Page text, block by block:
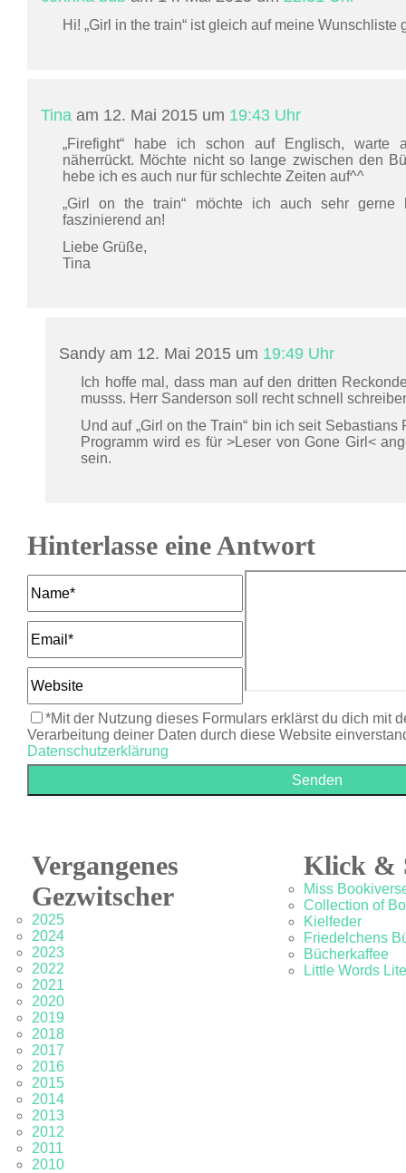
Hi! „Girl in the train“ ist gleich auf meine Wunschliste
Tina am 12. Mai 2015 um 19:43 Uhr
„Firefight“ habe ich schon auf Englisch, warte
näherrückt. Möchte nicht so lange zwischen den
hebe ich es auch nur für schlechte Zeiten auf^^
„Girl on the train“ möchte ich auch sehr
faszinierend an!
Liebe Grüße,
Tina
Sandy am 12. Mai 2015 um 19:49 Uhr
Ich hoffe mal, dass man auf den dritten
musss. Herr Sanderson soll recht schnell
Und auf „Girl on the Train“ bin ich seit
Programm wird es für >Leser von Gone Girl<
sein.
Hinterlasse eine Antwort
*Mit der Nutzung dieses Formulars erklärst du dich mit
Verarbeitung deiner Daten durch diese Website
Datenschutzerklärung
Vergangenes
Gezwitscher
2025
2024
2023
2022
2021
2020
2019
2018
2017
2016
2015
2014
2013
2012
2011
2010
Klick &
Miss
Collection of
Kielfeder
Friedelchens
Bücherkaffee
Little Words